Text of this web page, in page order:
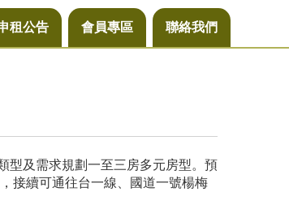
租公告 會員專區 聯絡我們
型及需求規劃一至三房多元房型。預
接續可通往台一線、國道一號楊梅